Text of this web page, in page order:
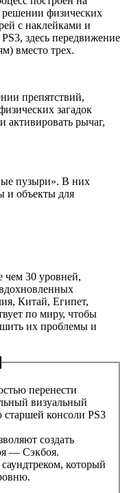
решении физических
с наклейками и
здесь передвижение
вместо трех.
препятствий,
загадок
активировать рычаг,
пузыри». В них
и объекты для
чем 30 уровней,
Китай, Египет,
по миру, чтобы
их проблемы и
перенести
визуальный
старшей консоли PS3
создать
— Сэкбоя.
который